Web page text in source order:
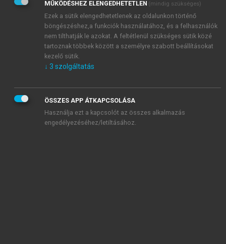
Adatkezelési tájékoztatóbanfoglaltakat tudomásul
veszem és elfogadom.
Általános vásárlási feltételeket, valamint a szotar.netés a
mersz.huoldalak licencszerződéseiben foglaltakat
tudomásul veszem és elfogadom.
KIPRÓBÁLOM
MŰKÖDÉSHEZ ELENGEDHETETLEN (mindig szükséges)
Ezek a sütik elengedhetetlenek az oldalunkon történő
böngészéshez,a funkciók használatához, és a felhasználók
nem tilthatják le azokat. A feltétlenül szükséges sütik közé
tartoznak többek között a személyre szabott beállításokat
kezelő sütik.
↓ 3 szolgáltatás
ÖSSZES APP ÁTKAPCSOLÁSA
Használja ezt a kapcsolót az összes alkalmazás
engedélyezéséhez/letiltásához.